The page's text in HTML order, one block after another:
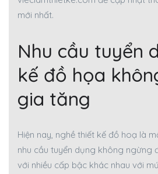
mới nhất.
Nhu cầu tuyển
kế đồ họa
gia tăng
Hiện nay, nghề thiết kế đồ hoạ là
nhu cầu tuyển dụng không ngừng
với nhiều cấp bậc khác nhau với